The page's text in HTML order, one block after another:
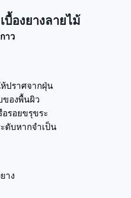
บื้องยางลายไม้
าว
ปราศจากฝุ่น
ของพื้นผิว
รอยขรุขระ
ดับหากจำเป็น
าง